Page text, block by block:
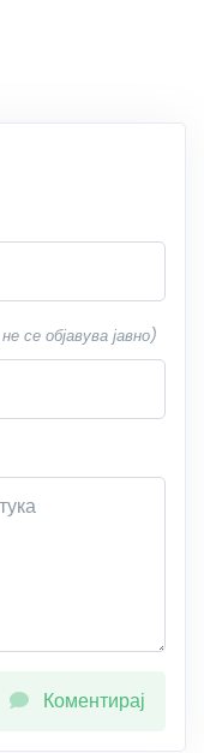
се објавува јавно)
Коментирај